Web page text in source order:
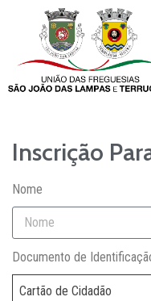
União
das
Contratação
Pública
Solidária
Património
Documentação
Inscrição
Nome
Documento de
Cartão de Cidadão